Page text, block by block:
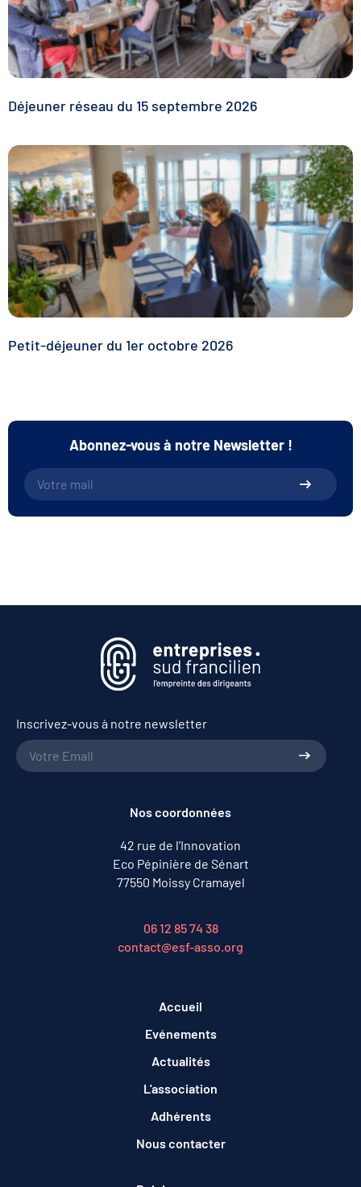
Déjeuner réseau du 15 septembre 2026
Petit-déjeuner du 1er octobre 2026
Abonnez-vous à notre Newsletter !
Inscrivez-vous à notre newsletter
Nos coordonnées
42 rue de l’Innovation
Eco Pépinière de Sénart
77550 Moissy Cramayel
06 12 85 74 38
contact@esf-asso.org
Accueil
Evénements
Actualités
L'association
Adhérents
Nous contacter